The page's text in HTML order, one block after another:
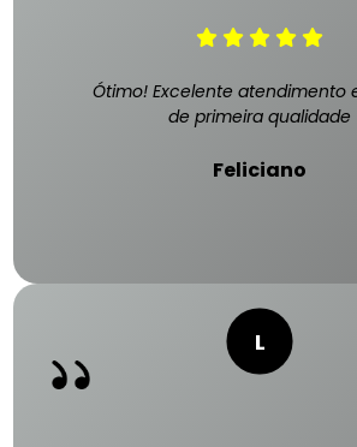
Ótimo! Excelente atendimento
de primeira qualidade
Feliciano